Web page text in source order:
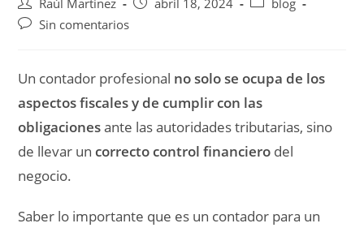
Raúl Martinez abril 18, 2024
blog
Sin comentarios
Un contador profesional no solo se ocupa de los
aspectos fiscales y de cumplir con las
obligacionesante las autoridades tributarias, sino
de llevar uncorrecto control financiero del
negocio.
Saber lo importante que es un contador para un